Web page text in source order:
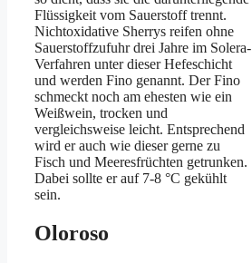
Flüssigkeit vom Sauerstoff trennt.
Nichtoxidative Sherrys reifen ohne
Sauerstoffzufuhr drei Jahre im Solera-
Verfahren unter dieser Hefeschicht
und werden Fino genannt. Der Fino
schmeckt noch am ehesten wie ein
Weißwein, trocken und
vergleichsweise leicht. Entsprechend
wird er auch wie dieser gerne zu
Fisch und Meeresfrüchten getrunken.
Dabei sollte er auf 7-8 °C gekühlt
sein.
Oloroso